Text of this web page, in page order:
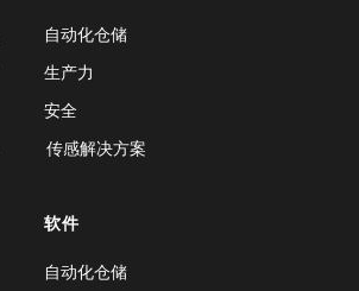
自动化仓储
生产力
安全
传感解决方案
软件
自动化仓储